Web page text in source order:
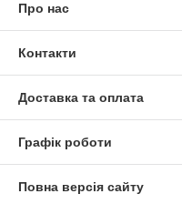
Про нас
Контакти
Доставка та оплата
Графік роботи
Повна версія сайту